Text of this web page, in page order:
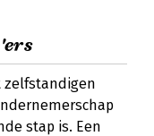
zelfstandigen
stap is. Een